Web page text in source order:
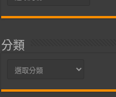
分類
分